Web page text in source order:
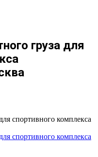
груза для
спортивного комплекса